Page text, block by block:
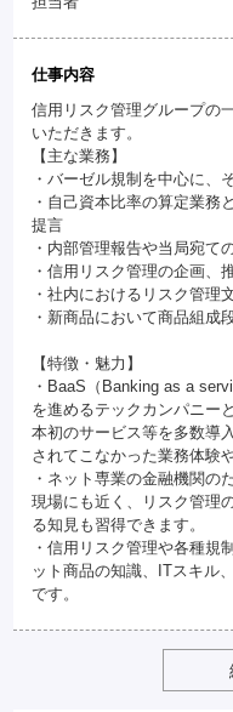
仕事内容
信用リスク管理グループの
いただきます。
【主な業務】
・バーゼル規制を中心に、
・自己資本比率の算定業務
提言
・内部管理報告や当局宛て
・信用リスク管理の企画、
・社内におけるリスク管理
・新商品において商品組成
【特徴・魅力】
・BaaS（Banking as a
を進めるテックカンパニー
本初のサービス等を多数導
されてこなかった業務体験
・ネット専業の金融機関の
現場にも近く、リスク管理
る知見も習得できます。
・信用リスク管理や各種規
ット商品の知識、ITスキル
です。